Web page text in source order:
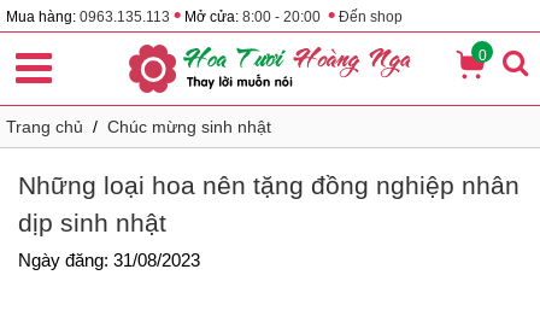
Mua hàng: 0963.135.113 • Mở cửa: 8:00 - 20:00 • Đến shop
0
Trang chủ / Chúc mừng sinh nhật
Những loại hoa nên tặng đồng nghiệp nhân
dịp sinh nhật
Ngày đăng: 31/08/2023